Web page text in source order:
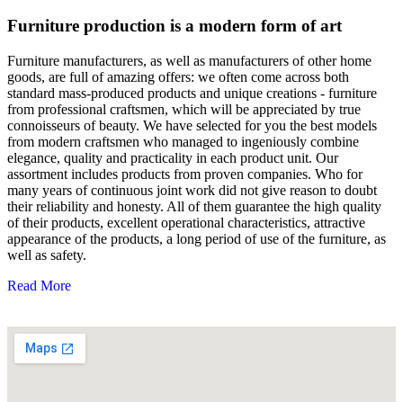
Furniture production is a modern form of art
Furniture manufacturers, as well as manufacturers of other home
goods, are full of amazing offers: we often come across both
standard mass-produced products and unique creations - furniture
from professional craftsmen, which will be appreciated by true
connoisseurs of beauty. We have selected for you the best models
from modern craftsmen who managed to ingeniously combine
elegance, quality and practicality in each product unit. Our
assortment includes products from proven companies. Who for
many years of continuous joint work did not give reason to doubt
their reliability and honesty. All of them guarantee the high quality
of their products, excellent operational characteristics, attractive
appearance of the products, a long period of use of the furniture, as
well as safety.
Read More